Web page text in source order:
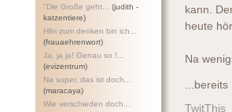
"Die Große geht...
(judith -
katzentiere)
Hihi zum denken bin ich...
(frauaehrenwort)
Ja, ja ja! Genau so !...
(evizentrum)
Na super, das ist doch...
(maracaya)
Wie verschieden doch...
kann.
heute
Na
...bereits
TwitThis